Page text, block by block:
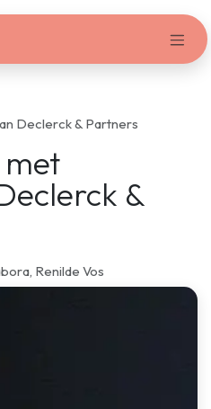
Declerck & Partners
&
Renilde Vos